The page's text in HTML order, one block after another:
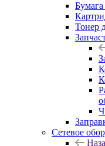
Тонер
Сетевое